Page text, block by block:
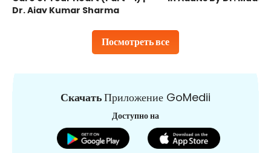
Посмотреть все
Dr. Ajay Kumar Sharma
СкачатьПриложение GoMedii
Доступно на